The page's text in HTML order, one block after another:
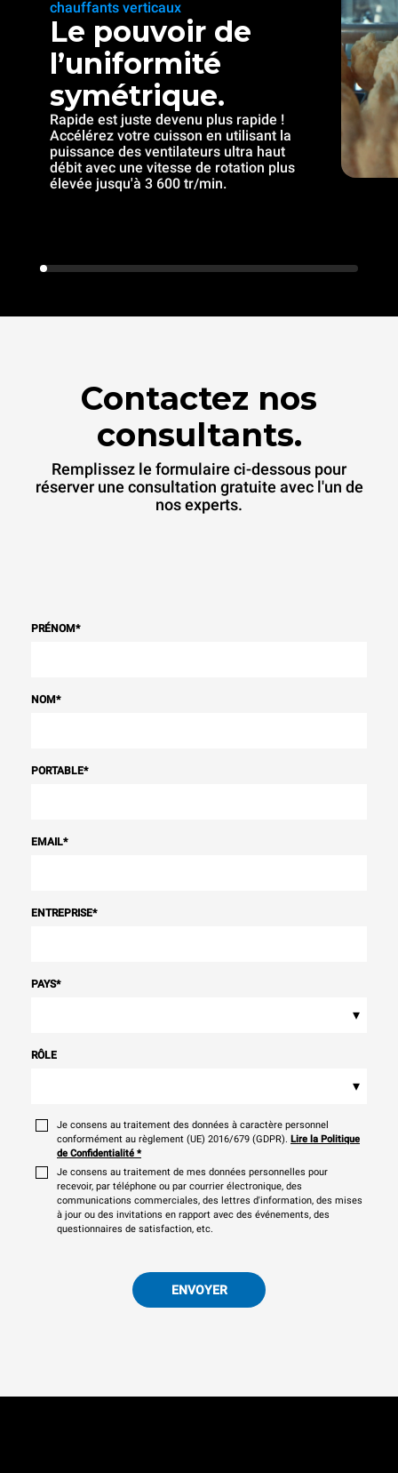
chauffants verticaux
Le pouvoir de
l’uniformité
symétrique.
Rapide est juste devenu plus rapide !
Accélérez votre cuisson en utilisant la
puissance des ventilateurs ultra haut
débit avec une vitesse de rotation plus
élevée jusqu'à 3 600 tr/min.
Contactez nos
consultants.
Remplissez le formulaire ci-dessous pour
réserver une consultation gratuite avec l'un de
nos experts.
PRÉNOM*
NOM*
PORTABLE*
EMAIL*
ENTREPRISE*
PAYS*
▾
RÔLE
▾
Je consens au traitement des données à caractère personnel
conformément au règlement (UE) 2016/679 (GDPR). Lire la Politique
de Confidentialité *
Je consens au traitement de mes données personnelles pour
recevoir, par téléphone ou par courrier électronique, des
communications commerciales, des lettres d'information, des mises
à jour ou des invitations en rapport avec des événements, des
questionnaires de satisfaction, etc.
ENVOYER